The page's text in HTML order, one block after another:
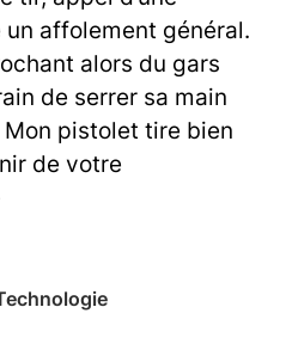
affolement général.
alors du gars
de serrer sa main
Mon pistolet tire bien
de votre